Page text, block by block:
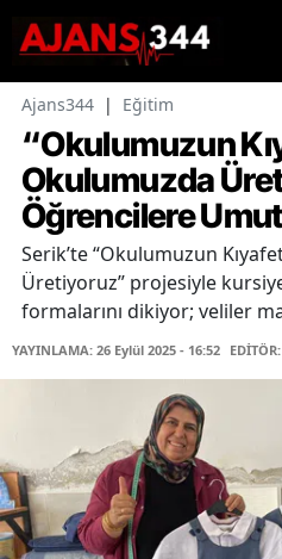
Ajans344 | Eğitim
“Okulumuzun
Okulumuzda
Öğrencilere
Serik’te “Okulumuzun
Üretiyoruz” projesiyle
formalarını dikiyor; veliler
YAYINLAMA: 26 Eylül 2025 - 16:52